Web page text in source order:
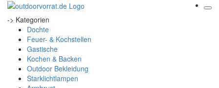
-> Kategorien
Dochte
Feuer- & Kochstellen
Gastische
Kochen & Backen
Outdoor Bekleidung
Starklichtlampen